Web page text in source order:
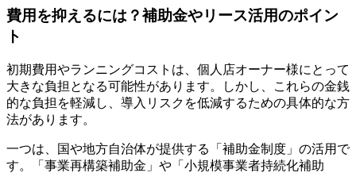
費用を抑えるには？補助金やリース活用のポイン
ト
初期費用やランニングコストは、個人店オーナー様にとって
大きな負担となる可能性があります。しかし、これらの金銭
的な負担を軽減し、導入リスクを低減するための具体的な方
法があります。
一つは、国や地方自治体が提供する「補助金制度」の活用で
す。「事業再構築補助金」や「小規模事業者持続化補助